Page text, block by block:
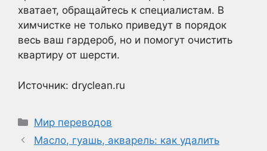
хватает, обращайтесь к специалистам. В
химчистке не только приведут в порядок
весь ваш гардероб, но и помогут очистить
квартиру от шерсти.
Источник: dryclean.ru
Рубрики
Мир переводов
Масло, гуашь, акварель: как удалить